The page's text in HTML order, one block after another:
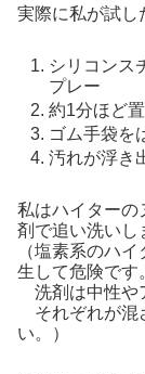
実際に私が試し
シリコンス
プレー
約1分ほど置
ゴム手袋を
汚れが浮き
私はハイターの
剤で追い洗いし
（塩素系のハ
生して危険です
洗剤は中性や
それぞれが混
い。）